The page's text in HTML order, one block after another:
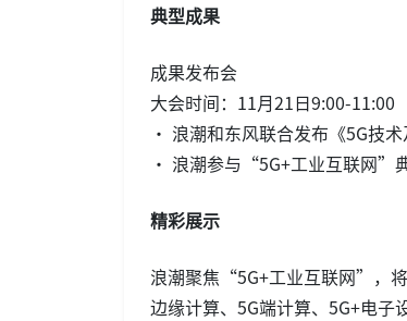
典型成果
成果发布会
大会时间：11月21日9:00-11:00
• 浪潮和东风联合发布《5G技
• 浪潮参与“5G+工业互联网”
精彩展示
浪潮聚焦“5G+工业互联网”，
边缘计算、5G端计算、5G+电子